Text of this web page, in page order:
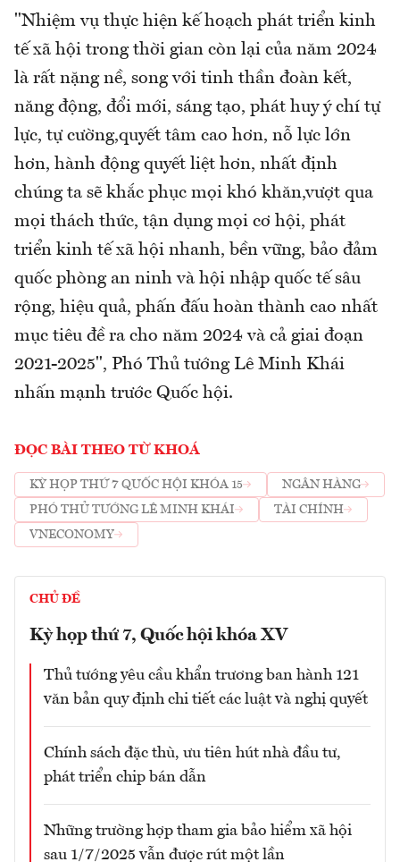
"Nhiệm vụ thực hiện kế hoạch phát triển kinh
tế xã hội trong thời gian còn lại của năm 2024
là rất nặng nề, song với tinh thần đoàn kết,
năng động, đổi mới, sáng tạo, phát huy ý chí tự
lực, tự cường,quyết tâm cao hơn, nỗ lực lớn
hơn, hành động quyết liệt hơn, nhất định
chúng ta sẽ khắc phục mọi khó khăn,vượt qua
mọi thách thức, tận dụng mọi cơ hội, phát
triển kinh tế xã hội nhanh, bền vững, bảo đảm
quốc phòng an ninh và hội nhập quốc tế sâu
rộng, hiệu quả, phấn đấu hoàn thành cao nhất
mục tiêu đề ra cho năm 2024 và cả giai đoạn
2021-2025", Phó Thủ tướng Lê Minh Khái
nhấn mạnh trước Quốc hội.
ĐỌC BÀI THEO TỪ KHOÁ
KỲ HỌP THỨ 7 QUỐC HỘI KHÓA 15
NGÂN HÀNG
PHÓ THỦ TƯỚNG LÊ MINH KHÁI
TÀI CHÍNH
VNECONOMY
CHỦ ĐỀ
Kỳ họp thứ 7, Quốc hội khóa XV
Thủ tướng yêu cầu khẩn trương ban hành 121
văn bản quy định chi tiết các luật và nghị quyết
Chính sách đặc thù, ưu tiên hút nhà đầu tư,
phát triển chip bán dẫn
Những trường hợp tham gia bảo hiểm xã hội
sau 1/7/2025 vẫn được rút một lần